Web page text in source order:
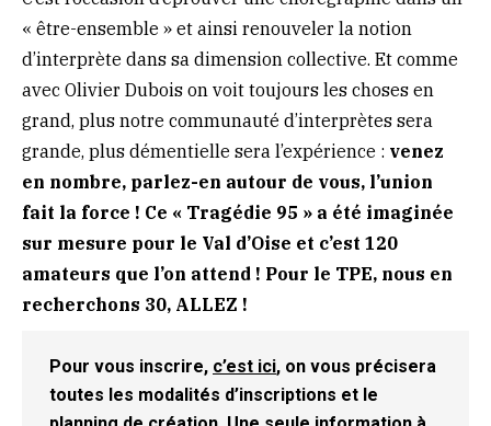
« être-ensemble » et ainsi renouveler la notion
d’interprète dans sa dimension collective. Et comme
avec Olivier Dubois on voit toujours les choses en
grand, plus notre communauté d’interprètes sera
grande, plus démentielle sera l’expérience : venez
en nombre, parlez-en autour de vous, l’union
fait la force ! Ce « Tragédie 95 » a été imaginée
sur mesure pour le Val d’Oise et c’est 120
amateurs que l’on attend ! Pour le TPE, nous en
recherchons 30, ALLEZ !
Pour vous inscrire, c’est ici, on vous précisera
toutes les modalités d’inscriptions et le